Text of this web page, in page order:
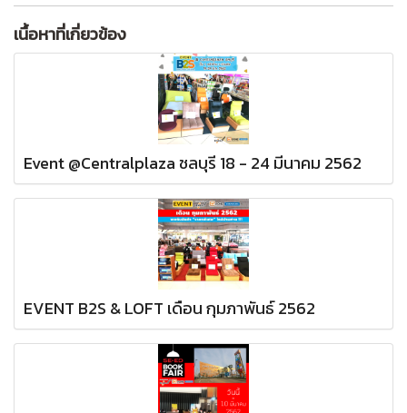
เนื้อหาที่เกี่ยวข้อง
Event @Centralplaza ชลบุรี 18 - 24 มีนาคม 2562
EVENT B2S & LOFT เดือน กุมภาพันธ์ 2562